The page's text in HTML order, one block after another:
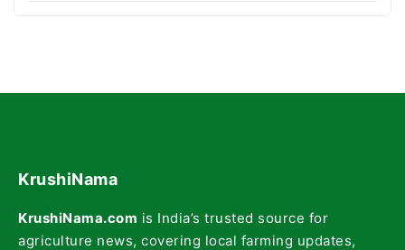
KrushiNama
KrushiNama.com is India’s trusted source for
agriculture news, covering local farming updates,